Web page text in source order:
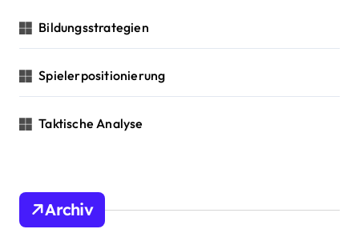
Bildungsstrategien
Spielerpositionierung
Taktische Analyse
Archiv